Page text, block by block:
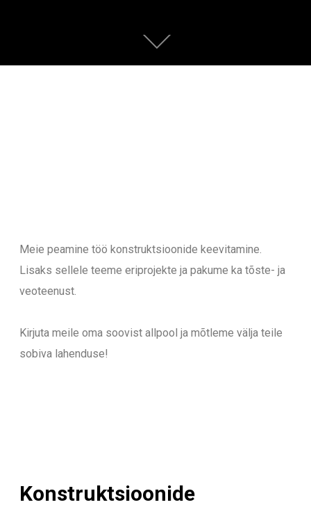
Meie peamine töö konstruktsioonide keevitamine.
Lisaks sellele teeme eriprojekte ja pakume ka tõste- ja
veoteenust.
Kirjuta meile oma soovist allpool ja mõtleme välja teile
sobiva lahenduse!
Konstruktsioonide